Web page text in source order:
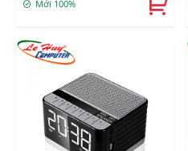
Mới 100%